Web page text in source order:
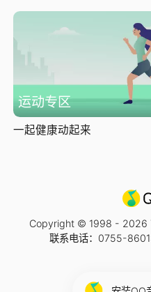
运动专区
一起健康动起来
Copyright © 1998 - 2026
联系电话：0755-